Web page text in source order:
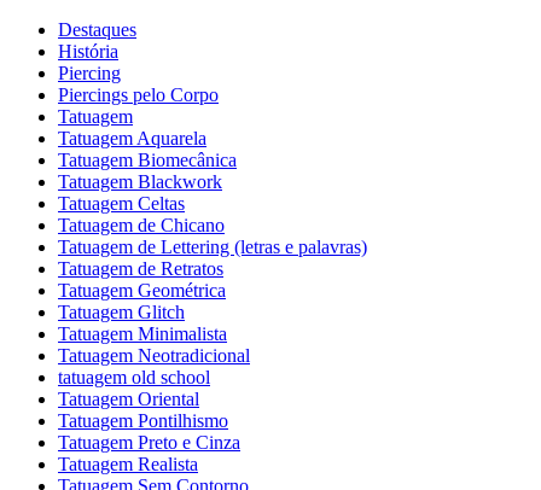
Destaques
História
Piercing
Piercings pelo Corpo
Tatuagem
Tatuagem Aquarela
Tatuagem Biomecânica
Tatuagem Blackwork
Tatuagem Celtas
Tatuagem de Chicano
Tatuagem de Lettering (letras e palavras)
Tatuagem de Retratos
Tatuagem Geométrica
Tatuagem Glitch
Tatuagem Minimalista
Tatuagem Neotradicional
tatuagem old school
Tatuagem Oriental
Tatuagem Pontilhismo
Tatuagem Preto e Cinza
Tatuagem Realista
Tatuagem Sem Contorno